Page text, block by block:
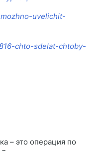
uvelichit-
chto-sdelat-chtoby-
– это операция по